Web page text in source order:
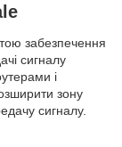
забезпечення
сигналу
і
зону
сигналу.